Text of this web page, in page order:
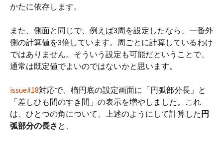
かたに依存します。
また、側面と同じで、例えば3周を設定したなら、一番外
側の計算値を3倍しています。周ごとに計算しているわけ
ではありません。そういう設定も可能だということで、
通常は既定値でよいのではないかと思います。
issue#18対応で、楕円底の設定画面に「円弧部分長」と
「差しひも間のすき間」の表示を増やしました。これ
は、ひとつの角について、上述のようにして計算した 円
弧部分の長さ と、